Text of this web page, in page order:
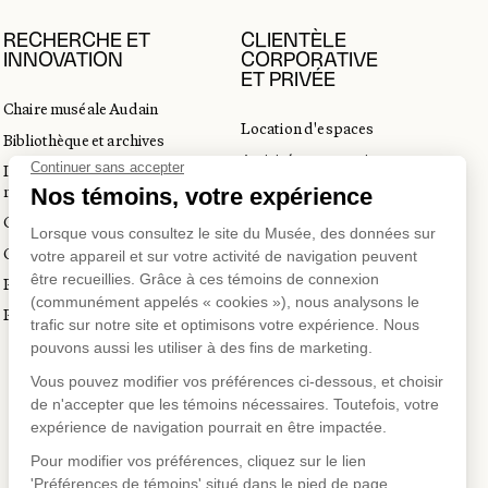
RECHERCHE ET
INNOVATION
Chaire muséale Audain
Bibliothèque et archives
Incubateur d’innovations
muséales
Guide de numérisation 3D
Commandes d'images
Prix en art actuel
Prix Lynne-Cohen
CLIENTÈLE
CORPORATIVE
ET PRIVÉE
Location d'espaces
Activités corporatives
Location d'œuvres
du tourisme